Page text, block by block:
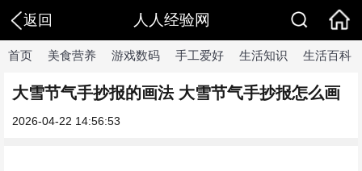
返回 人人经验网
首页 美食营养 游戏数码 手工爱好 生活知识 生活百科
大雪节气手抄报的画法 大雪节气手抄报怎么画
2026-04-22 14:56:53